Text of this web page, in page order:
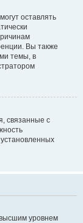
оставлять
Вы также
темы, в
связанные с
уровнем